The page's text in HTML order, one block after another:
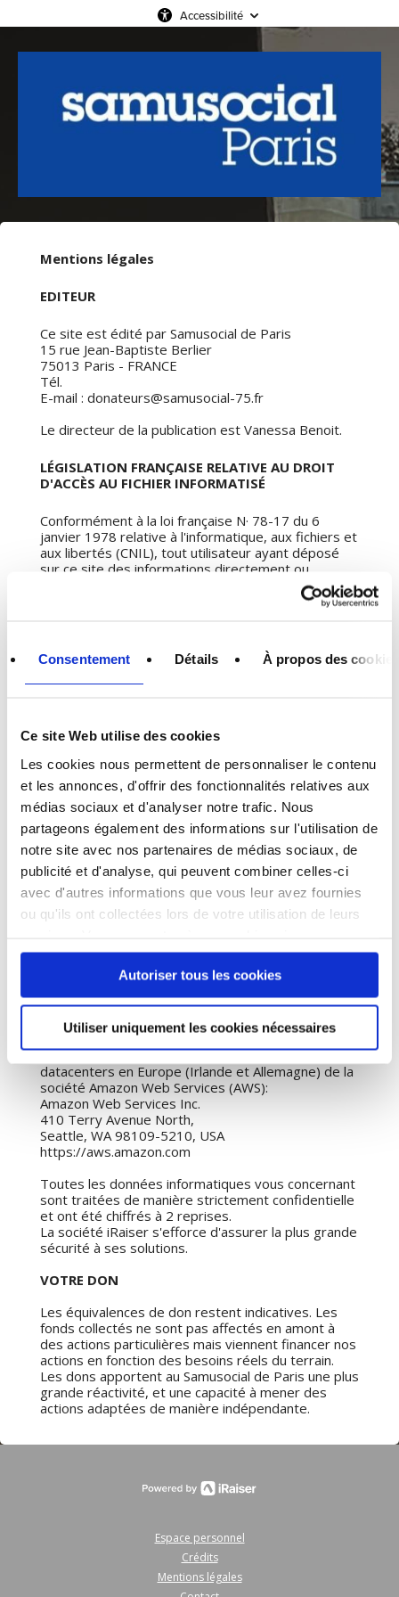
Consentement Détails À propos des cookies
Ce site Web utilise des cookies
Les cookies nous permettent de personnaliser le contenu
et les annonces, d'offrir des fonctionnalités relatives aux
médias sociaux et d'analyser notre trafic. Nous
partageons également des informations sur l'utilisation de
notre site avec nos partenaires de médias sociaux, de
publicité et d'analyse, qui peuvent combiner celles-ci
avec d'autres informations que vous leur avez fournies
ou qu'ils ont collectées lors de votre utilisation de leurs
continuez à utiliser notre site Web.
Autoriser tous les cookies
Utiliser uniquement les cookies nécessaires
Accessibilité
Mentions légales
EDITEUR
Ce site est édité par Samusocial de Paris
15 rue Jean-Baptiste Berlier
75013 Paris - FRANCE
Tél.
E-mail : donateurs@samusocial-75.fr
Le directeur de la publication est Vanessa Benoit.
LÉGISLATION FRANÇAISE RELATIVE AU DROIT
D'ACCÈS AU FICHIER INFORMATISÉ
Conformément à la loi française N· 78-17 du 6
janvier 1978 relative à l'informatique, aux fichiers et
aux libertés (CNIL), tout utilisateur ayant déposé
sur ce site des informations directement ou
indirectement nominatives, peut demander la
communication des informations nominatives le
75013 Paris - FRANCE et les faire rectifier le cas
échéant.
Alors que nous avons effectué toutes les
démarches pour nous assurer de la fiabilité des
informations contenues sur ce site internet,
Samusocial de Paris ne peut encourir aucune
responsabilité du fait d'erreurs, d'omissions, ou
pour les résultats qui pourraient être obtenus par
l'usage de ces informations.
Samusocial de Paris n'est tenu que d'une obligation
de moyens concernant les informations qu'elle met
à disposition des personnes qui accèdent à son site
internet.
Par ailleurs, l'usage de liens hypertextes peut
d'autres serveurs, serveurs sur lesquels
HEBERGEMENT
Ce site est hébergé exclusivement sur des
datacenters en Europe (Irlande et Allemagne) de la
société Amazon Web Services (AWS):
Amazon Web Services Inc.
410 Terry Avenue North,
Seattle, WA 98109-5210, USA
https://aws.amazon.com
Toutes les données informatiques vous concernant
sont traitées de manière strictement confidentielle
et ont été chiffrés à 2 reprises.
La société iRaiser s'efforce d'assurer la plus grande
sécurité à ses solutions.
VOTRE DON
Les équivalences de don restent indicatives. Les
fonds collectés ne sont pas affectés en amont à
des actions particulières mais viennent financer nos
actions en fonction des besoins réels du terrain.
Les dons apportent au Samusocial de Paris une plus
grande réactivité, et une capacité à mener des
actions adaptées de manière indépendante.
Espace personnel
Crédits
Mentions légales